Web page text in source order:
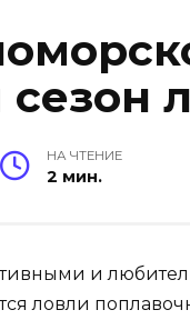
сезон
НА ЧТЕНИЕ
2 мин.
и
ловли